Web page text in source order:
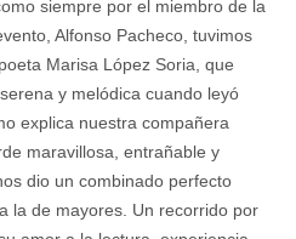
siempre por el miembro de la
Alfonso Pacheco, tuvimos
Marisa López Soria, que
y melódica cuando leyó
explica nuestra compañera
maravillosa, entrañable y
dio un combinado perfecto
la de mayores. Un recorrido por